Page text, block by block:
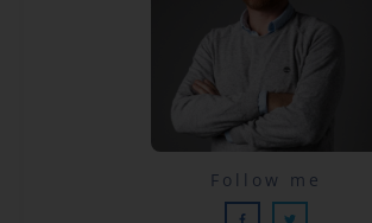
Lecciones por email...
Follow me